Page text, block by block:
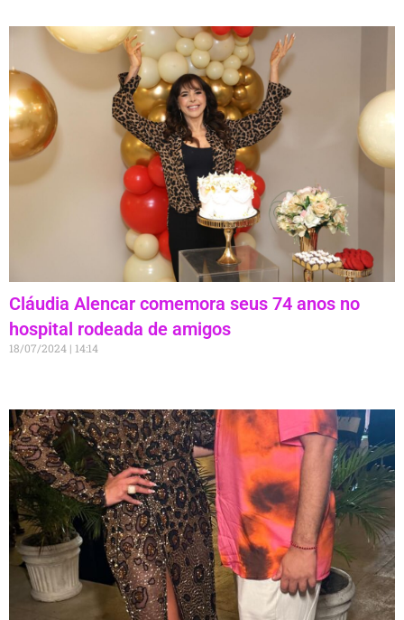
Cláudia Alencar comemora seus 74 anos no
hospital rodeada de amigos
18/07/2024 14:14